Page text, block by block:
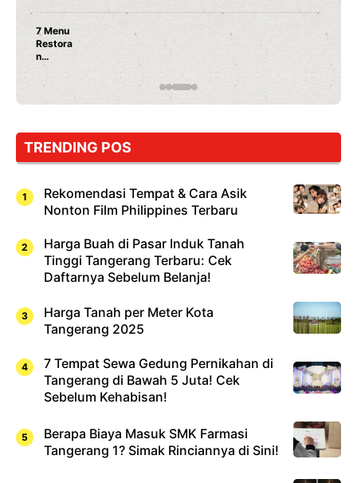
Nunung Srimulat & Vicky Prasetyo Buka Restoran
Rahasia Mami Bikin Nagih!
TRENDING POS
Rekomendasi Tempat & Cara Asik
Nonton Film Philippines Terbaru
Harga Buah di Pasar Induk Tanah
Tinggi Tangerang Terbaru: Cek
Daftarnya Sebelum Belanja!
Harga Tanah per Meter Kota
Tangerang 2025
7 Tempat Sewa Gedung Pernikahan di
Tangerang di Bawah 5 Juta! Cek
Sebelum Kehabisan!
Berapa Biaya Masuk SMK Farmasi
Tangerang 1? Simak Rinciannya di Sini!